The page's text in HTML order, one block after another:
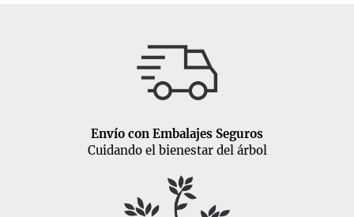
Envío con Embalajes Seguros
Cuidando el bienestar del árbol